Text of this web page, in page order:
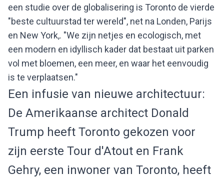
een studie over de globalisering is Toronto de vierde
"beste cultuurstad ter wereld", net na Londen, Parijs
en New York,. "We zijn netjes en ecologisch, met
een modern en idyllisch kader dat bestaat uit parken
vol met bloemen, een meer, en waar het eenvoudig
is te verplaatsen."
Een infusie van nieuwe architectuur:
De Amerikaanse architect Donald
Trump heeft Toronto gekozen voor
zijn eerste Tour d'Atout en Frank
Gehry, een inwoner van Toronto, heeft